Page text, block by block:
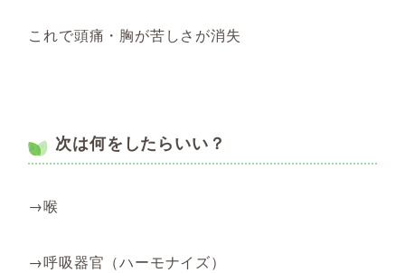
これで頭痛・胸が苦しさが消失
次は何をしたらいい？
→喉
→呼吸器官（ハーモナイズ）